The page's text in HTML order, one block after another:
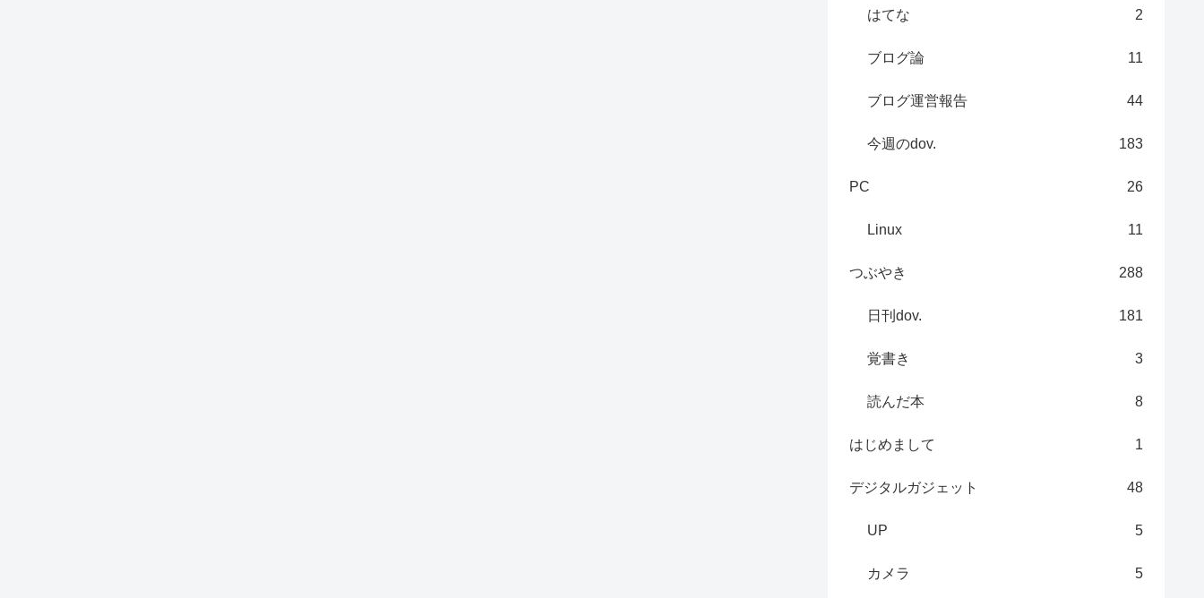
はてな 2
ブログ論 11
ブログ運営報告 44
今週のdov. 183
PC 26
Linux 11
つぶやき 288
日刊dov. 181
覚書き 3
読んだ本 8
はじめまして 1
デジタルガジェット 48
UP 5
カメラ 5